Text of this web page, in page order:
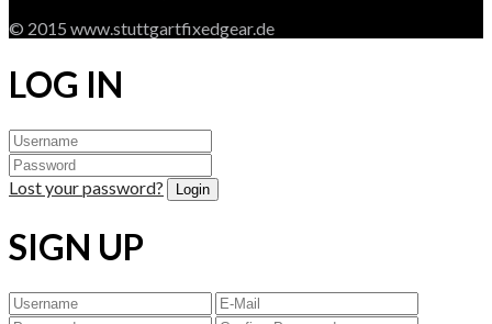
© 2015 www.stuttgartfixedgear.de
LOG IN
Lost your password?
SIGN UP